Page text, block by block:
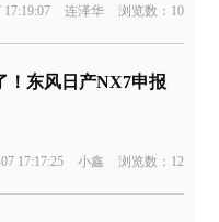
17:19:07 连泽华 浏览数：10
！东风日产NX7申报
17:17:25 小鑫 浏览数：12